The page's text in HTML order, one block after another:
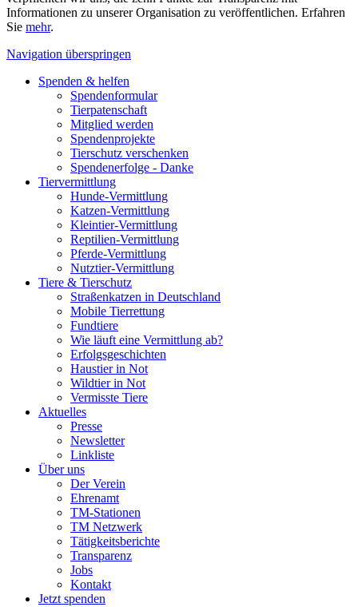
Informationen zu unserer Organisation zu veröffentlichen. Erfahren
Sie mehr.
Navigation überspringen
Spenden & helfen
Spendenformular
Tierpatenschaft
Mitglied werden
Spendenprojekte
Tierschutz verschenken
Spendenerfolge - Danke
Tiervermittlung
Hunde-Vermittlung
Katzen-Vermittlung
Kleintier-Vermittlung
Reptilien-Vermittlung
Pferde-Vermittlung
Nutztier-Vermittlung
Tiere & Tierschutz
Straßenkatzen in Deutschland
Mobile Tierrettung
Fundtiere
Wie läuft eine Vermittlung ab?
Erfolgsgeschichten
Haustier in Not
Wildtier in Not
Vermisste Tiere
Aktuelles
Presse
Newsletter
Linkliste
Über uns
Der Verein
Ehrenamt
TM-Stationen
TM Netzwerk
Tätigkeitsberichte
Transparenz
Jobs
Kontakt
Jetzt spenden